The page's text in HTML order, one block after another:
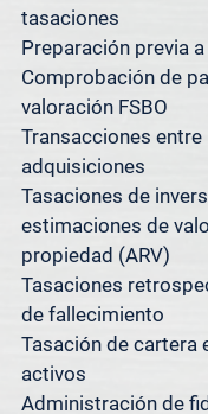
¿Tiene propiedades
mercados?
necesita.
Además de servir a
Spacedesk
ofrece servicios de
Austin, San Antonio,
área metropolitana
Worth.
Nuestros sistemas
nuestra
nos permiten
tasaciones
Preparación previa
Comprobación de
valoración FSBO
Transacciones
adquisiciones
Tasaciones de
estimaciones de
propiedad (ARV)
Tasaciones
de fallecimiento
Tasación de cartera
activos
Administración de